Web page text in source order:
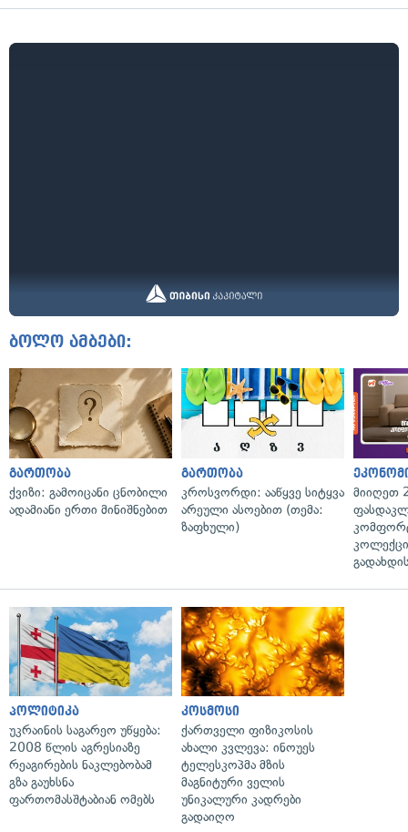
ბოლო ამბები:
გართობა
ქვიზი: გამოიცანი ცნობილი
ადამიანი ერთი მინიშნებით
გართობა
კროსვორდი: ააწყვე სიტყვა
არეული ასოებით (თემა:
ზაფხული)
მიიღეთ
პოლიტიკა
უკრაინის საგარეო უწყება:
2008 წლის აგრესიაზე
რეაგირების ნაკლებობამ
გზა გაუხსნა
ფართომასშტაბიან ომებს
კოსმოსი
ქართველი ფიზიკოსის
ახალი კვლევა: ინოუეს
ტელესკოპმა მზის
მაგნიტური ველის
უნიკალური კადრები
გადაიღო